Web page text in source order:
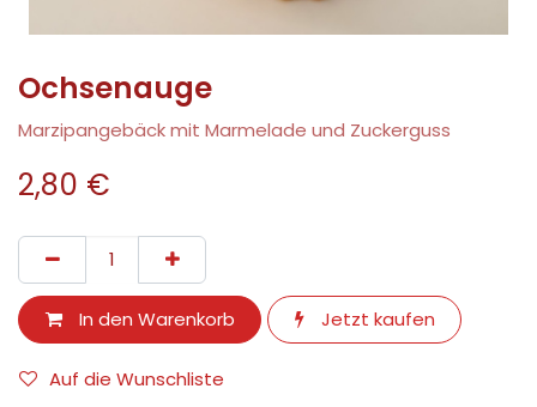
Ochsenauge
Marzipangebäck mit Marmelade und Zuckerguss
2,80 €
In den Warenkorb Jetzt kaufen
Auf die Wunschliste